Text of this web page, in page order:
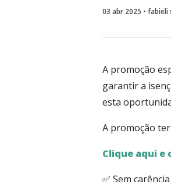
03 abr 2025 • fabieli
A promoção
garantir a
esta
A promoção
Clique aqui e
✅ Sem carência